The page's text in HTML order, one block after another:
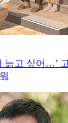
늙고 싶어…’